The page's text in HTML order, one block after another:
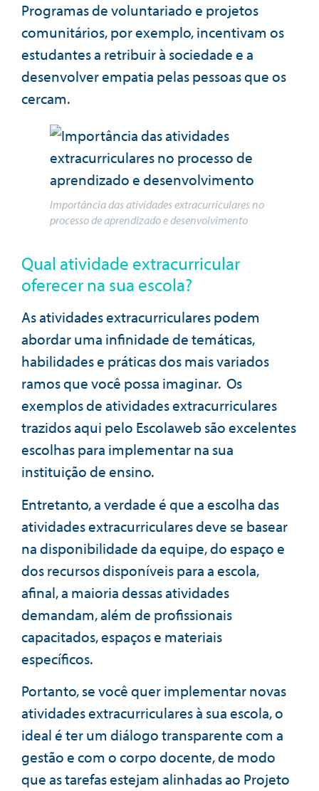
Programas de voluntariado e projetos
comunitários, por exemplo, incentivam os
estudantes a retribuir à sociedade e a
desenvolver empatia pelas pessoas que os
cercam.
Importância das atividades extracurriculares no
processo de aprendizado e desenvolvimento
Qual atividade extracurricular
oferecer na sua escola?
As atividades extracurriculares podem
abordar uma infinidade de temáticas,
habilidades e práticas dos mais variados
ramos que você possa imaginar. Os
exemplos de atividades extracurriculares
trazidos aqui pelo Escolaweb são excelentes
escolhas para implementar na sua
instituição de ensino.
Entretanto, a verdade é que a escolha das
atividades extracurriculares deve se basear
na disponibilidade da equipe, do espaço e
dos recursos disponíveis para a escola,
afinal, a maioria dessas atividades
demandam, além de profissionais
capacitados, espaços e materiais
específicos.
Portanto, se você quer implementar novas
atividades extracurriculares à sua escola, o
ideal é ter um diálogo transparente com a
gestão e com o corpo docente, de modo
que as tarefas estejam alinhadas ao Projeto